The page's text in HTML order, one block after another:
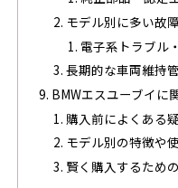
モデル別に多い故
電子系トラブル
長期的な車両維持
BMWエスユーブイに
購入前によくある
モデル別の特徴や
賢く購入するため